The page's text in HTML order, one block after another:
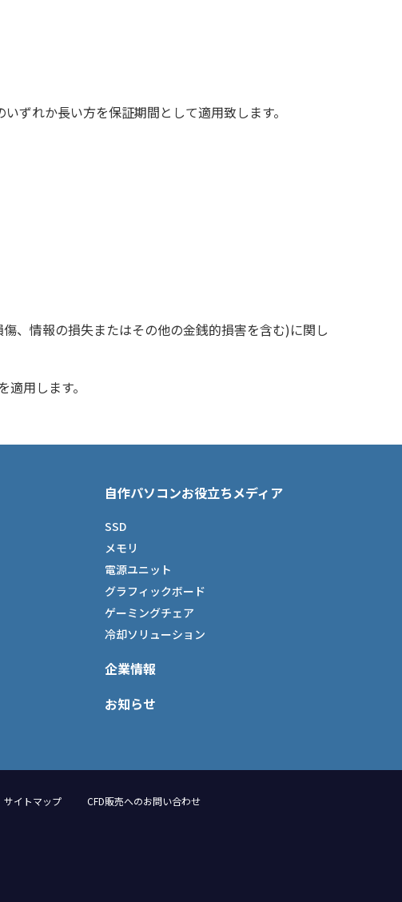
ずれか長い方を保証期間として適用致します。
、情報の損失またはその他の金銭的損害を含む)に関し
用します。
自作パソコンお役立ちメディア
SSD
メモリ
電源ユニット
グラフィックボード
ゲーミングチェア
冷却ソリューション
企業情報
お知らせ
サイトマップ CFD販売へのお問い合わせ